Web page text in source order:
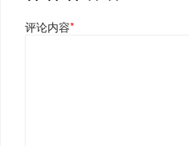
评论内容*